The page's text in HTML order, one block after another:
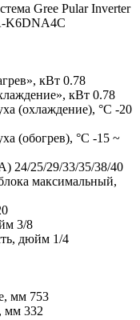
Gree Pular Inverter
K6DNA4C
кВт 0.78
кВт 0.78
(охлаждение), °С -20
(обогрев), °С -15 ~
24/25/29/33/35/38/40
максимальный,
3/8
дюйм 1/4
мм 753
мм 332